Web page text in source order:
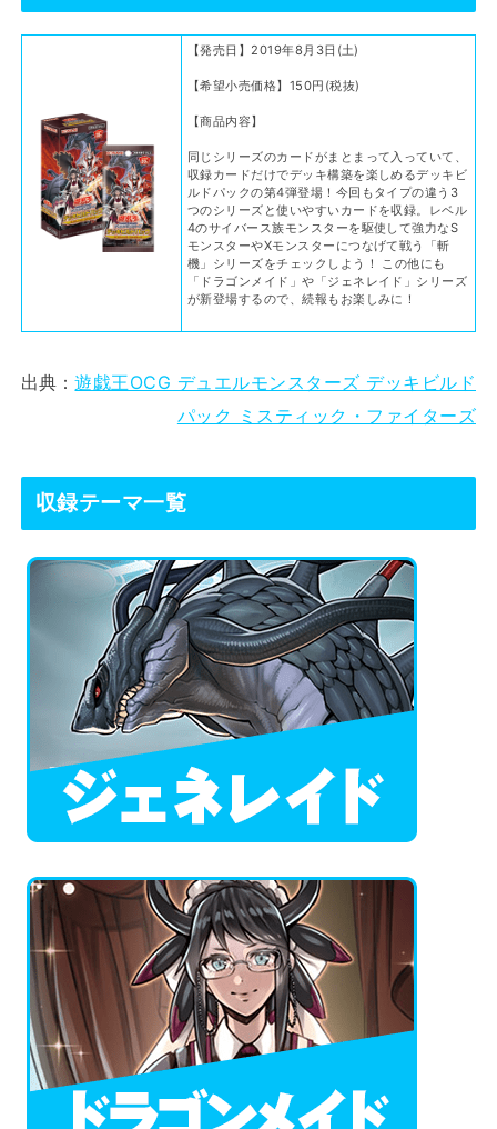
【発売日】2019年8月3日(土)
【希望小売価格】150円(税抜)
【商品内容】
同じシリーズのカードがまとまって入っていて、
収録カードだけでデッキ構築を楽しめるデッキビ
ルドパックの第4弾登場！今回もタイプの違う3
つのシリーズと使いやすいカードを収録。レベル
4のサイバース族モンスターを駆使して強力なS
モンスターやXモンスターにつなげて戦う「斬
機」シリーズをチェックしよう！ この他にも
「ドラゴンメイド」や「ジェネレイド」シリーズ
が新登場するので、続報もお楽しみに！
出典：遊戯王OCG デュエルモンスターズ デッキビルド
パック ミスティック・ファイターズ
収録テーマ一覧